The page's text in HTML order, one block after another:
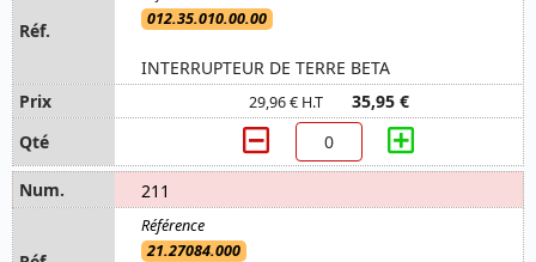
012.35.010.00.00
INTERRUPTEUR DE TERRE BETA
29,96 € H.T 35,95 €
211
21.27084.000